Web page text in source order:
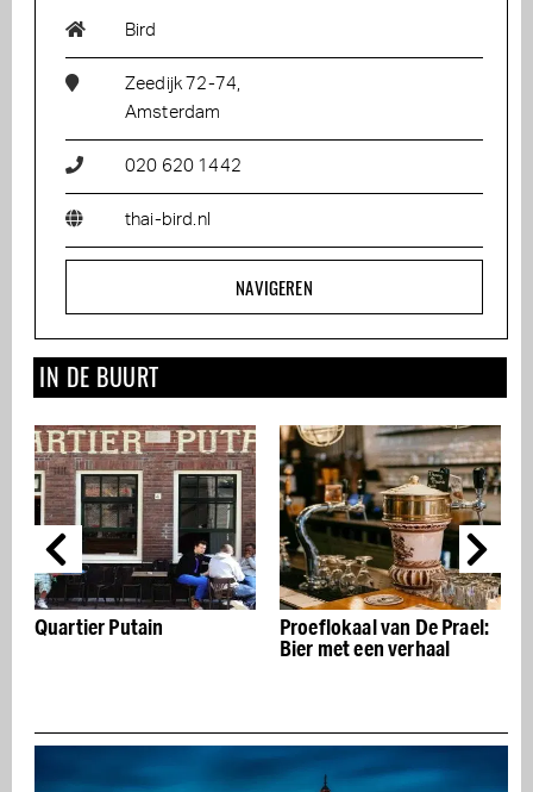
Bird
Zeedijk 72-74,
Amsterdam
020 620 1442
thai-bird.nl
NAVIGEREN
IN DE BUURT
Proeflokaal van De Prael:
Trees maakt van eten op
de Zeedijk een feestje!